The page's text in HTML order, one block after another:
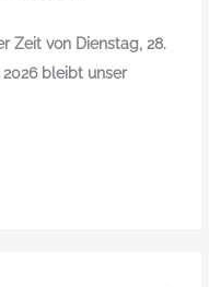
Zeit von Dienstag, 28.
2026 bleibt unser